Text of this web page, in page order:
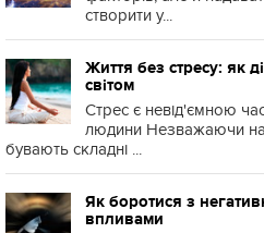
створити у...
Життя без стресу: як
світом
Стрес є невід'ємною
людини Незважаючи
бувають складні ...
Як боротися з
впливами